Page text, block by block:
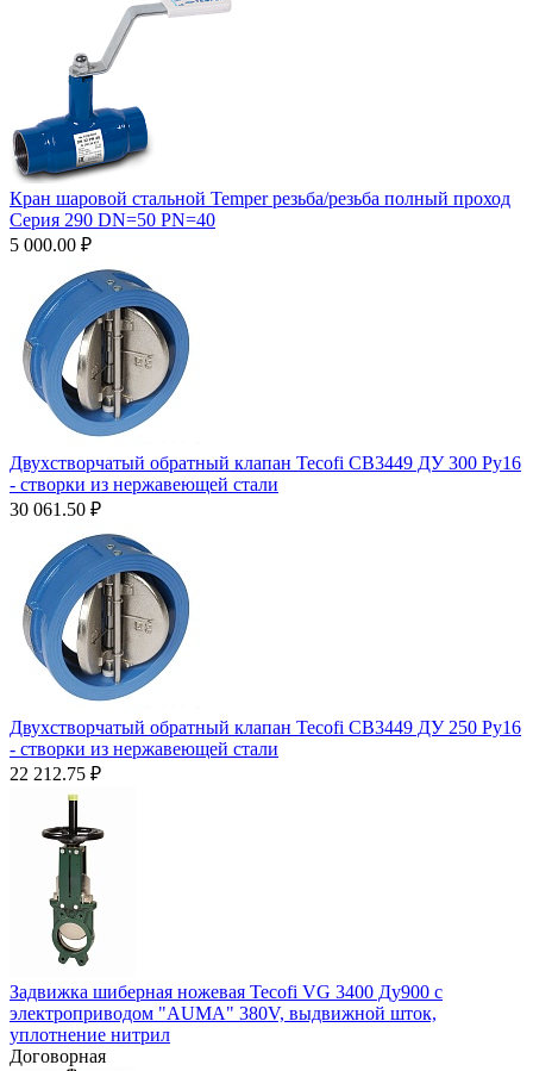
Кран шаровой стальной Temper резьба/резьба полный проход
Серия 290 DN=50 PN=40
5 000.00 ₽
Двухстворчатый обратный клапан Tecofi CB3449 ДУ 300 Ру16
- створки из нержавеющей стали
30 061.50 ₽
Двухстворчатый обратный клапан Tecofi CB3449 ДУ 250 Ру16
- створки из нержавеющей стали
22 212.75 ₽
Задвижка шиберная ножевая Tecofi VG 3400 Ду900 с
электроприводом "AUMA" 380V, выдвижной шток,
уплотнение нитрил
Договорная